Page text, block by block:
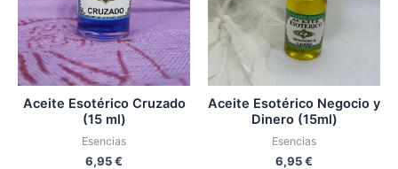
Aceite Esotérico Cruzado
(15 ml)
Esencias
6,95€
Aceite Esotérico Negocio y
Dinero (15ml)
Esencias
6,95€